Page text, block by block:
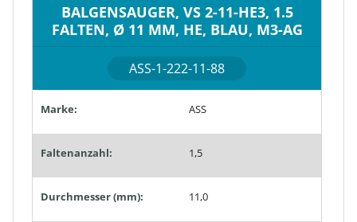
BALGENSAUGER, VS 2-11-HE3, 1.5
FALTEN, Ø 11 MM, HE, BLAU, M3-AG
ASS-1-222-11-88
Marke: ASS
Faltenanzahl: 1,5
Durchmesser (mm): 11,0